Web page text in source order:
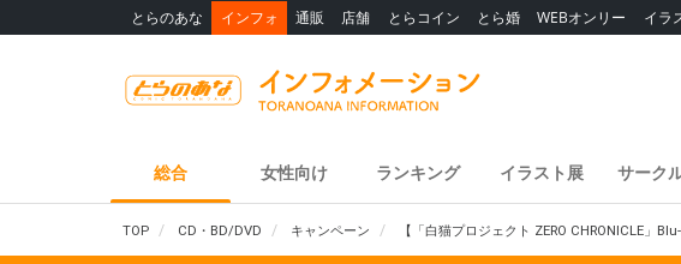
とらのあな インフォ 通販 店舗 とらコイン とら婚 WEBオンリー イラ
総合 女性向け ランキング イラスト展 サーク
TOP CD・BD/DVD キャンペーン 【「白猫プロジェクト ZERO CHRONICLE」